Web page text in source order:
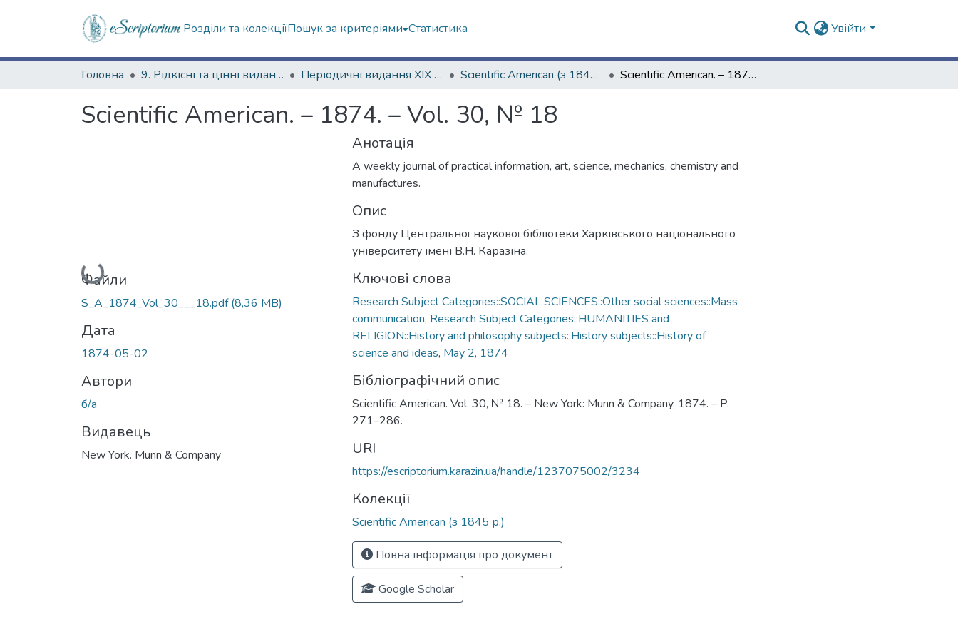
Розділи та колекціїПошук за критеріями Статистика Увійти
Головна 9. Рідкісні та цінні видання Періодичні видання ХІХ ст. Scientific American (з 1845 р.) Scientific American. – 1874. – Vol. 30, № 18
Scientific American. – 1874. – Vol. 30, № 18
Вантажиться...
Файли
S_A_1874_Vol_30___18.pdf(8,36 MB)
Дата
1874-05-02
Автори
б/а
Видавець
New York. Munn & Company
Анотація
A weekly journal of practical information, art, science, mechanics, chemistry and
manufactures.
Опис
З фонду Центральної наукової бібліотеки Харківського національного
університету імені В.Н. Каразіна.
Ключові слова
Research Subject Categories::SOCIAL SCIENCES::Other social sciences::Mass
communication, Research Subject Categories::HUMANITIES and
RELIGION::History and philosophy subjects::History subjects::History of
science and ideas, May 2, 1874
Бібліографічний опис
Scientific American. Vol. 30, № 18. – New York: Munn & Company, 1874. – P.
271–286.
URI
https://escriptorium.karazin.ua/handle/1237075002/3234
Колекції
Scientific American (з 1845 р.)
Повна інформація про документ
Google Scholar